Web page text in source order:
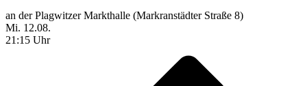
an der Plagwitzer Markthalle (Markranstädter Straße 8)
Mi. 12.08.
21:15 Uhr